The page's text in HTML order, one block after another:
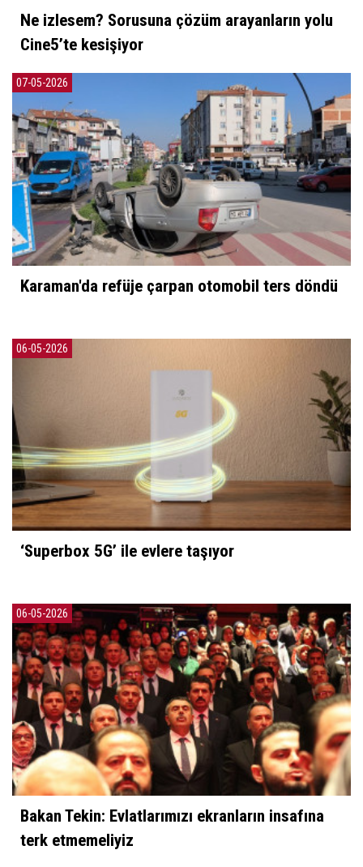
Ne izlesem? Sorusuna çözüm arayanların yolu
Cine5’te kesişiyor
07-05-2026
Karaman'da refüje çarpan otomobil ters döndü
06-05-2026
‘Superbox 5G’ ile evlere taşıyor
06-05-2026
Bakan Tekin: Evlatlarımızı ekranların insafına
terk etmemeliyiz